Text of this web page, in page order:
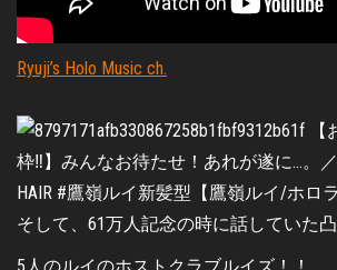
Ryuji’s Holo Music ch.
そして、61万人記念の時に話していた